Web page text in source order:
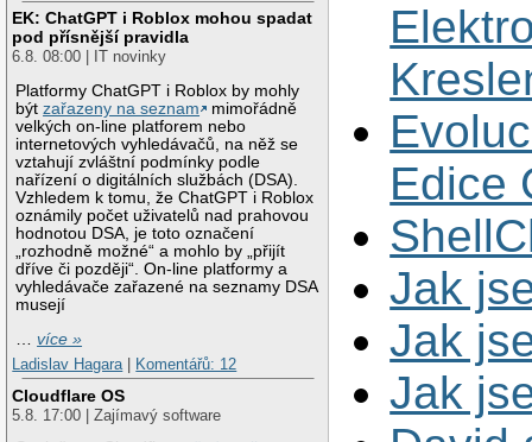
EK: ChatGPT i Roblox mohou spadat
pod přísnější pravidla
6.8. 08:00 | IT novinky
Platformy ChatGPT i Roblox by mohly
býtzařazeny na seznam
mimořádně
velkých on-line platforem nebo
internetových vyhledávačů, na něž se
vztahují zvláštní podmínky podle
nařízení o digitálních službách (DSA).
Vzhledem k tomu, že ChatGPT i Roblox
oznámily počet uživatelů nad prahovou
hodnotou DSA, je toto označení
„rozhodně možné“ a mohlo by „přijít
dříve či později“. On-line platformy a
vyhledávače zařazené na seznamy DSA
musejí
…více »
Ladislav Hagara| Komentářů: 12
Cloudflare OS
5.8. 17:00 | Zajímavý software
Edice
Jak
Jak
Jak